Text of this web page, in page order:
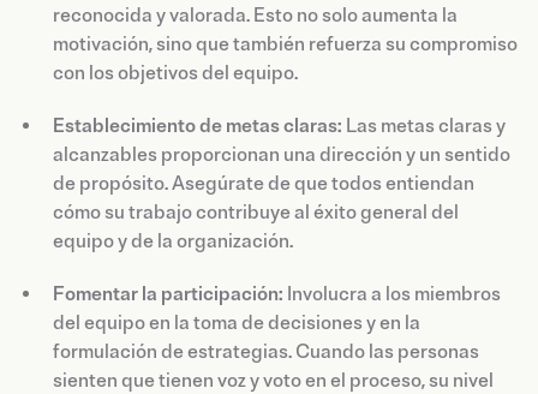
reconocida y valorada. Esto no solo aumenta la
motivación, sino que también refuerza su compromiso
con los objetivos del equipo.
Establecimiento de metas claras: Las metas claras y
alcanzables proporcionan una dirección y un sentido
de propósito. Asegúrate de que todos entiendan
cómo su trabajo contribuye al éxito general del
equipo y de la organización.
Fomentar la participación: Involucra a los miembros
del equipo en la toma de decisiones y en la
formulación de estrategias. Cuando las personas
sienten que tienen voz y voto en el proceso, su nivel